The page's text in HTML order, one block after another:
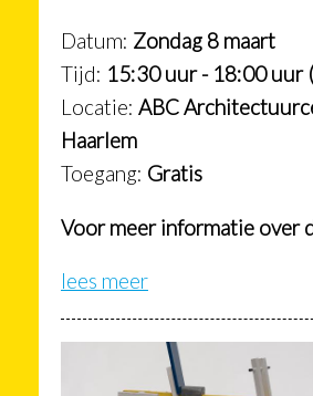
Datum: Zondag 8 maart
Tijd: 15:30 uur - 18:00 uur
Locatie: ABC
Haarlem
Toegang: Gratis
Voor meer informatie over
lees meer